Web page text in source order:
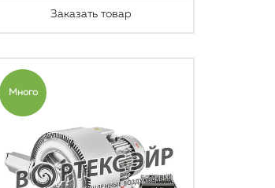
Заказать товар
Много